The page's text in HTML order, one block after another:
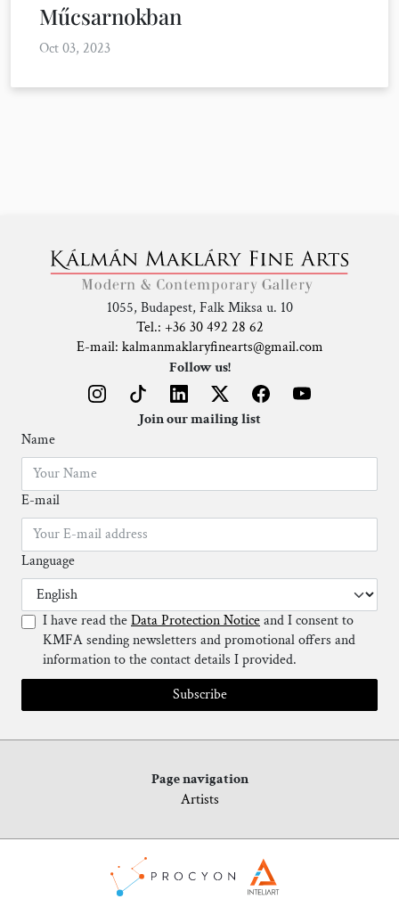
Műcsarnokban
Oct 03, 2023
1055, Budapest, Falk Miksa u. 10
Tel.: +36 30 492 28 62
E-mail: kalmanmaklaryfinearts@gmail.com
Follow us!
Join our mailing list
Name
E-mail
Language
I have read theData Protection Noticeand I consent to
KMFA sending newsletters and promotional offers and
information to the contact details I provided.
Subscribe
Page navigation
Artists